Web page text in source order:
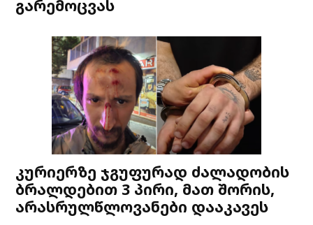
გარემოცვას
კურიერზე ჯგუფურად ძალადობის
ბრალდებით 3 პირი, მათ შორის,
არასრულწლოვანები დააკავეს